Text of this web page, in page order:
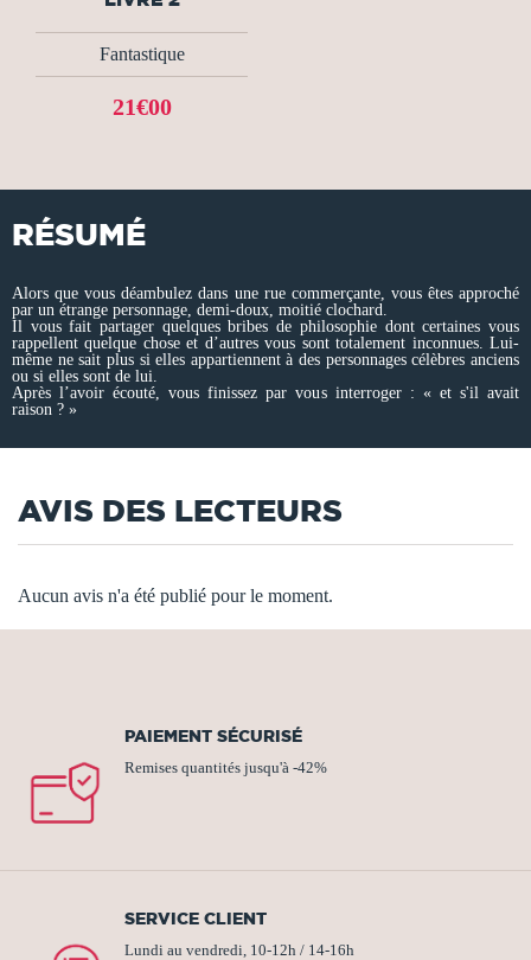
Fantastique
21€00
RÉSUMÉ
Alors que vous déambulez dans une rue commerçante, vous êtes approché
par un étrange personnage, demi-doux, moitié clochard.
Il vous fait partager quelques bribes de philosophie dont certaines vous
rappellent quelque chose et d’autres vous sont totalement inconnues. Lui-
même ne sait plus si elles appartiennent à des personnages célèbres anciens
ou si elles sont de lui.
Après l’avoir écouté, vous finissez par vous interroger : « et s'il avait
raison ? »
AVIS DES LECTEURS
Aucun avis n'a été publié pour le moment.
PAIEMENT SÉCURISÉ
Remises quantités jusqu'à -42%
SERVICE CLIENT
Lundi au vendredi, 10-12h / 14-16h